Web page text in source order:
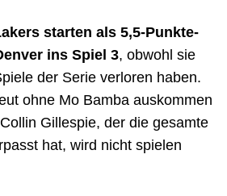
starten als 5,5-Punkte-
ins Spiel 3, obwohl sie
der Serie verloren haben.
ohne Mo Bamba auskommen
Gillespie, der die gesamte
hat, wird nicht spielen